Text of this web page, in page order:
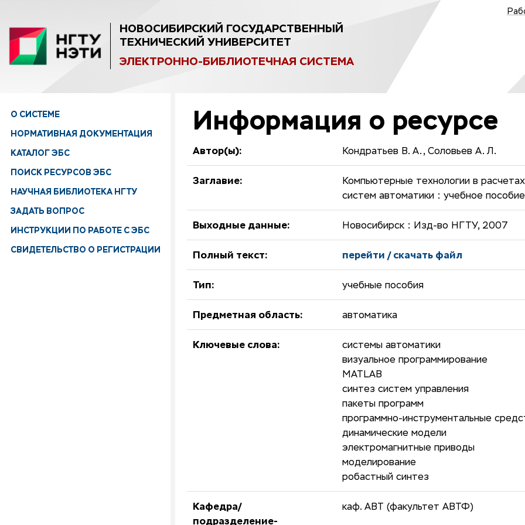
НОВОСИБИРСКИЙ ГОСУДАРСТВЕННЫЙ
ТЕХНИЧЕСКИЙ УНИВЕРСИТЕТ
ЭЛЕКТРОННО-БИБЛИОТЕЧНАЯ СИСТЕМА
О СИСТЕМЕ
НОРМАТИВНАЯ ДОКУМЕНТАЦИЯ
КАТАЛОГ ЭБС
ПОИСК РЕСУРСОВ ЭБС
НАУЧНАЯ БИБЛИОТЕКА НГТУ
ЗАДАТЬ ВОПРОС
ИНСТРУКЦИИ ПО РАБОТЕ С ЭБС
СВИДЕТЕЛЬСТВО О РЕГИСТРАЦИИ
Информация о ресурсе
Автор(ы): Кондратьев В. А., Соловьев А. Л.
Заглавие:
Компьютерные технологии в
систем автоматики : учебное пособие
Выходные данные: Новосибирск : Изд-во НГТУ, 2007
Полный текст: перейти / скачать файл
Тип: учебные пособия
Предметная область: автоматика
Ключевые слова:
системы автоматики
визуальное программирование
MATLAB
синтез систем управления
пакеты программ
программно-инструментальные
динамические модели
электромагнитные приводы
моделирование
робастный синтез
Кафедра/
подразделение-
каф. АВТ (факультет АВТФ)